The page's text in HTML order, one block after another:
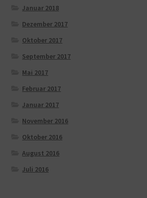
Januar 2018
Dezember 2017
Oktober 2017
September 2017
Mai 2017
Februar 2017
Januar 2017
November 2016
Oktober 2016
August 2016
Juli 2016